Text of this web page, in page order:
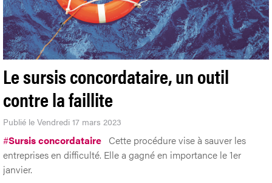
Le sursis concordataire, un outil
contre la faillite
Publié le Vendredi 17 mars 2023
#Sursis concordataire Cette procédure vise à sauver les
entreprises en difficulté. Elle a gagné en importance le 1er
janvier.